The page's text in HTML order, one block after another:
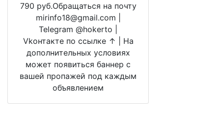
790 руб.Обращаться на почту
mirinfo18@gmail.com |
Telegram @hokerto |
Vkонтакте по ссылке ↑ | На
дополнительных условиях
может появиться баннер с
вашей пропажей под каждым
объявлением